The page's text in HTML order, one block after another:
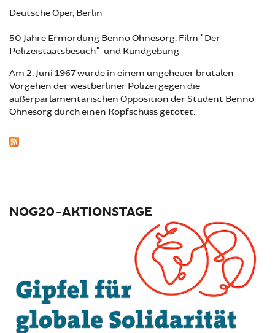
Deutsche Oper, Berlin
50 Jahre Ermordung Benno Ohnesorg. Film "Der
Polizeistaatsbesuch" und Kundgebung
Am 2. Juni 1967 wurde in einem ungeheuer brutalen
Vorgehen der westberliner Polizei gegen die
außerparlamentarischen Opposition der Student Benno
Ohnesorg durch einen Kopfschuss getötet.
NOG20-AKTIONSTAGE